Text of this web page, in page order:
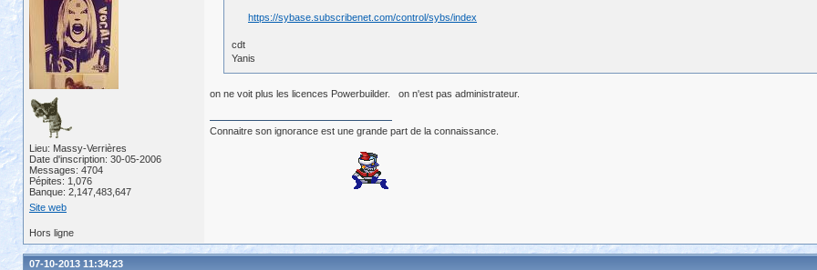
Lieu: Massy-Verrières
Date d'inscription: 30-05-2006
Messages: 4704
Pépites: 1,076
Banque: 2,147,483,647
Site web
https://sybase.subscribenet.com/control/sybs/index
cdt
Yanis
on ne voit plus les licences Powerbuilder. on n'est pas administrateur.
Connaitre son ignorance est une grande part de la connaissance.
Hors ligne
07-10-2013 11:34:23